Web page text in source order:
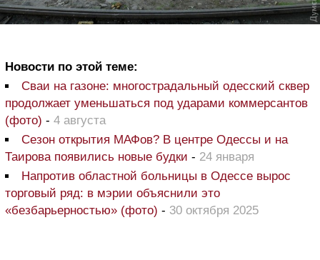
Новости по этой теме:
Сваи на газоне: многострадальный одесский сквер
продолжает уменьшаться под ударами коммерсантов
(фото) - 4 августа
Сезон открытия МАФов? В центре Одессы и на
Таирова появились новые будки - 24 января
Напротив областной больницы в Одессе вырос
торговый ряд: в мэрии объяснили это
«безбарьерностью» (фото) - 30 октября 2025